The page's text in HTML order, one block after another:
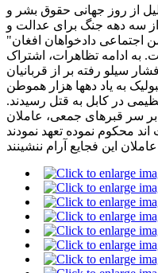
٢٠١٣، برای تجلیل از روز جهانی حقوق بشر و
از سه دهه جنگ برای عدالت و
اجتماعی دادخواهان افغان"
به ادامه تظاهرات، اشتراک
سیلو رفته بر از قربانیان
به یاد دهها هزار هموطن
در کابل به قتل رسیدند.
سر قبرهای جمعی، عاملان
محکوم نموده تعهد نمودند